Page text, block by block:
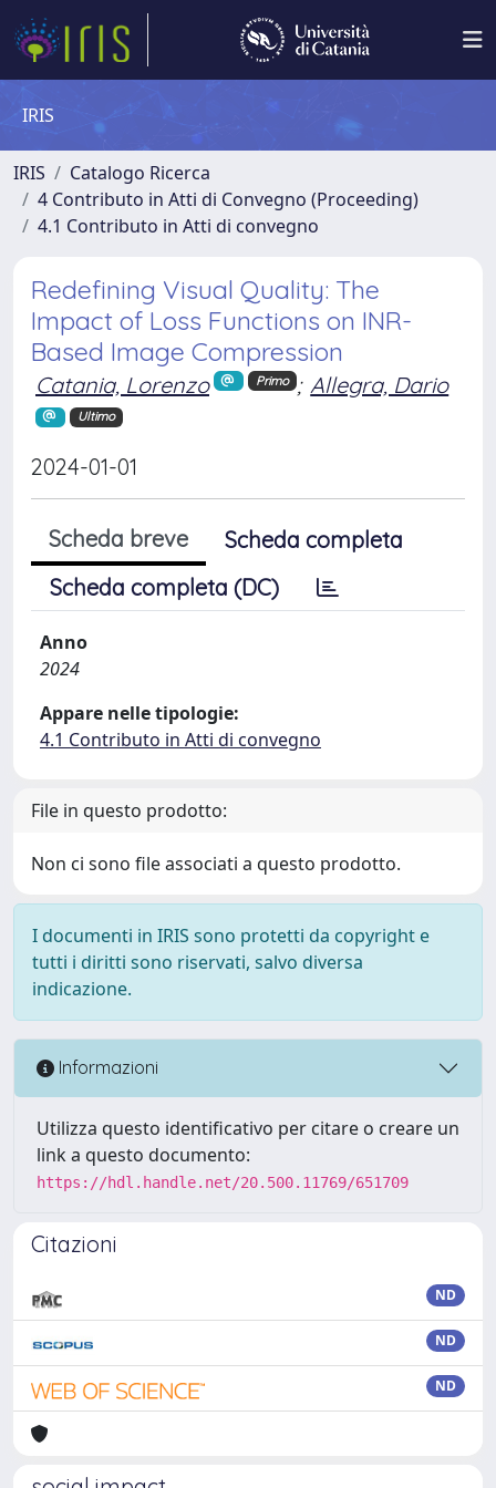
IRIS
IRIS
Catalogo Ricerca
4 Contributo in Atti di Convegno (Proceeding)
4.1 Contributo in Atti di convegno
Redefining Visual Quality: The
Impact of Loss Functions on INR-
Based Image Compression
Catania, Lorenzo Primo ; Allegra, Dario
Ultimo
2024-01-01
Scheda breve
Scheda completa
Scheda completa (DC)
Anno
2024
Appare nelle tipologie:
4.1 Contributo in Atti di convegno
File in questo prodotto:
Non ci sono file associati a questo prodotto.
I documenti in IRIS sono protetti da copyright e
tutti i diritti sono riservati, salvo diversa
indicazione.
Informazioni
Utilizza questo identificativo per citare o creare un
link a questo documento:
https://hdl.handle.net/20.500.11769/651709
Citazioni
ND
ND
ND